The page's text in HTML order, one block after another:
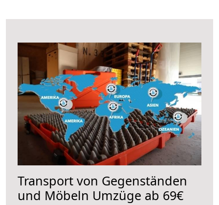
Transport von Gegenständen
und Möbeln Umzüge ab 69€